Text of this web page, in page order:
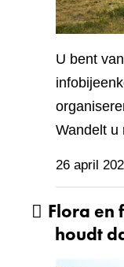
U bent
Wandelt u
26 april
Flora en
houdt